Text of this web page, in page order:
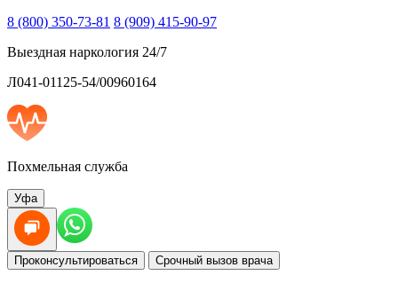
8 (800) 350-73-81 8 (909) 415-90-97
Выездная наркология 24/7
Л041-01125-54/00960164
Похмельная служба
Уфа
Проконсультироваться Срочный вызов врача